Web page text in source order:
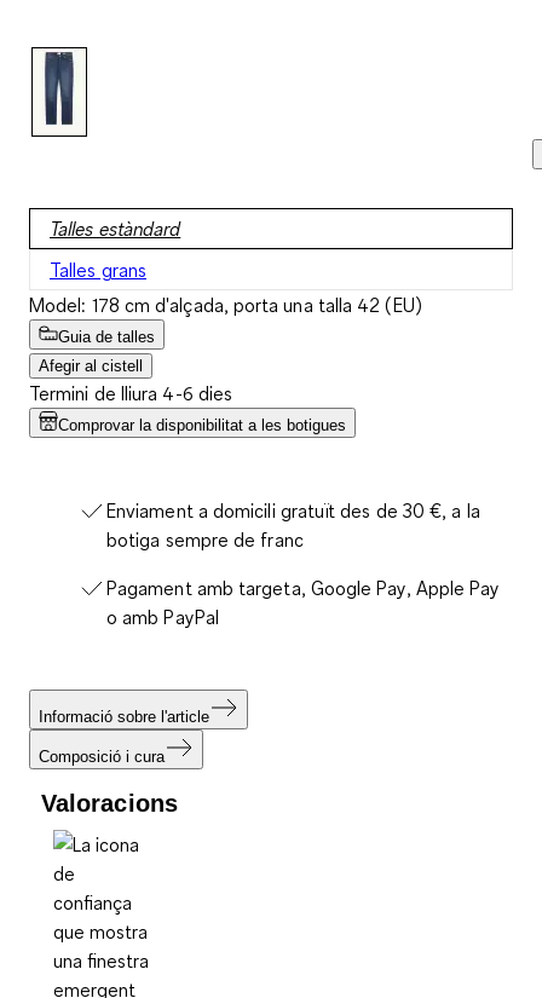
Talles estàndard
Talles grans
Model: 178 cm d'alçada, porta una talla 42 (EU)
Guia de talles
Afegir al cistell
Termini de lliura 4-6 dies
Comprovar la disponibilitat a les botigues
Enviament a domicili gratuït des de 30 €, a la
botiga sempre de franc
Pagament amb targeta, Google Pay, Apple Pay
o amb PayPal
Informació sobre l'article
Composició i cura
Valoracions